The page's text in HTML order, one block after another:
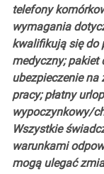
telefony
wymagania
kwalifikują się do
medyczny; pakiet
ubezpieczenie na
pracy; płatny
wypoczynkowy/
Wszystkie
warunkami
mogą ulegać